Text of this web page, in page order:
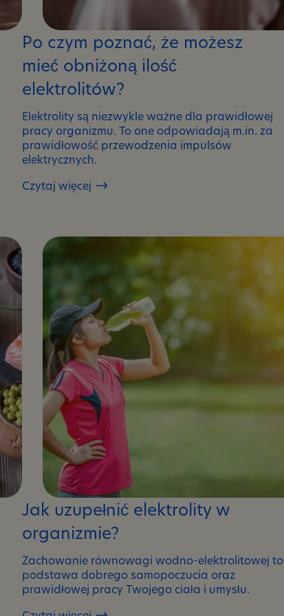
Po czym poznać, że możesz
mieć obniżoną ilość
elektrolitów?
Elektrolity są niezwykle ważne dla prawidłowej
pracy organizmu. To one odpowiadają m.in. za
prawidłowość przewodzenia impulsów
elektrycznych.
Czytaj więcej
Po
możesz
mieć
obniżoną
ilość
elektrolitów?
Jak uzupełnić elektrolity w
organizmie?
Zachowanie równowagi wodno-elektrolitowej to
podstawa dobrego samopoczucia oraz
prawidłowej pracy Twojego ciała i umysłu.